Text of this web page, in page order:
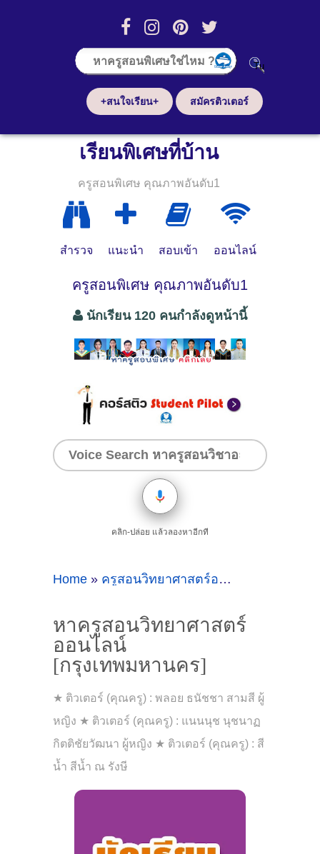
+สนใจเรียน+ สมัครติวเตอร์
เรียนพิเศษที่บ้าน
ครูสอนพิเศษ คุณภาพอันดับ1
สำรวจ แนะนำ สอบเข้า ออนไลน์
ครูสอนพิเศษ คุณภาพอันดับ1
นักเรียน 120 คนกำลังดูหน้านี้
คลิก-ปล่อย แล้วลองหาอีกที
Home » ครูสอนวิทยาศาสตร์ออนไลน์
หาครูสอนวิทยาศาสตร์
ออนไลน์
[กรุงเทพมหานคร]
★ ติวเตอร์ (คุณครู) : พลอย ธนัชชา สามสี ผู้
หญิง ★ ติวเตอร์ (คุณครู) : แนนนุช นุชนาฏ
กิตติชัยวัฒนา ผู้หญิง ★ ติวเตอร์ (คุณครู) : สี
น้ำ สีน้ำ ณ รังษี